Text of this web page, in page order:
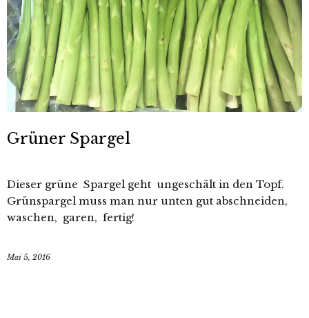
Grüner Spargel
Dieser grüne Spargel geht ungeschält in den Topf.
Grünspargel muss man nur unten gut abschneiden,
waschen, garen, fertig!
Mai 5, 2016